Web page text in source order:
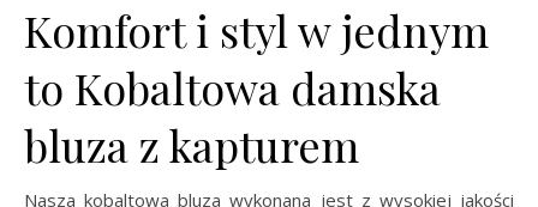
Komfort i styl w jednym
to Kobaltowa damska
bluza z kapturem
Nasza kobaltowa bluza wykonana jest z wysokiej jakości